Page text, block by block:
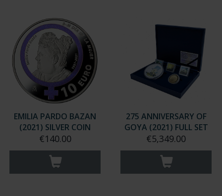
EMILIA PARDO BAZAN
(2021) SILVER COIN
€140.00
275 ANNIVERSARY OF
GOYA (2021) FULL SET
€5,349.00